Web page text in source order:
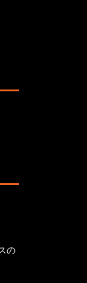
の